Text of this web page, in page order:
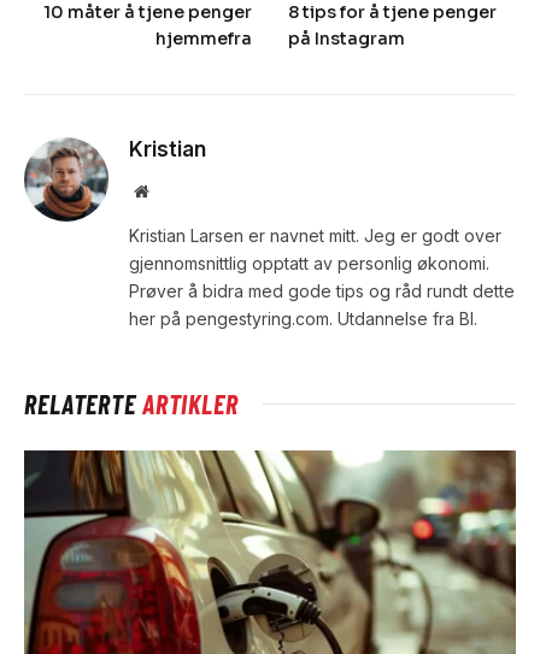
10 måter å tjene penger
hjemmefra
8 tips for å tjene penger
på Instagram
Kristian
Website
Kristian Larsen er navnet mitt. Jeg er godt over
gjennomsnittlig opptatt av personlig økonomi.
Prøver å bidra med gode tips og råd rundt dette
her på pengestyring.com. Utdannelse fra BI.
RELATERTEARTIKLER